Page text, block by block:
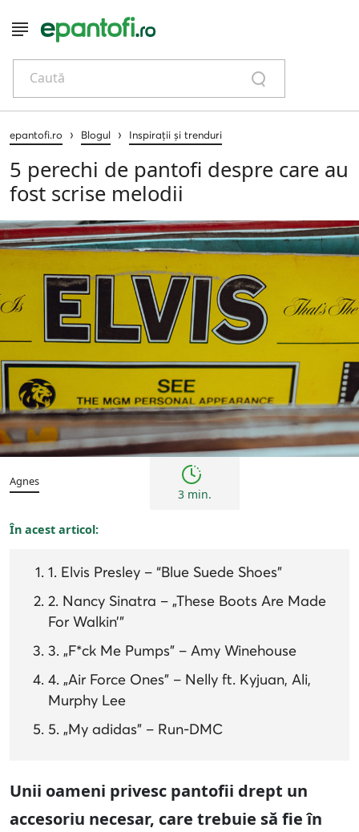
Caută
epantofi.ro › Blogul › Inspirații și trenduri
5 perechi de pantofi despre care au
fost scrise melodii
Inspirații și trenduri
Agnes
3 min.
În acest articol:
1. Elvis Presley – “Blue Suede Shoes”
2. Nancy Sinatra – „These Boots Are Made
For Walkin’”
3. „F*ck Me Pumps” – Amy Winehouse
4. „Air Force Ones” – Nelly ft. Kyjuan, Ali,
Murphy Lee
5. „My adidas” – Run-DMC
Unii oameni privesc pantofii drept un
accesoriu necesar, care trebuie să fie în